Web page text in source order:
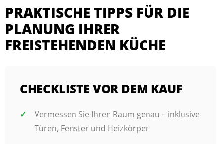
PRAKTISCHE TIPPS FÜR DIE
PLANUNG IHRER
FREISTEHENDEN KÜCHE
CHECKLISTE VOR DEM KAUF
Vermessen Sie Ihren Raum genau – inklusive
Türen, Fenster und Heizkörper